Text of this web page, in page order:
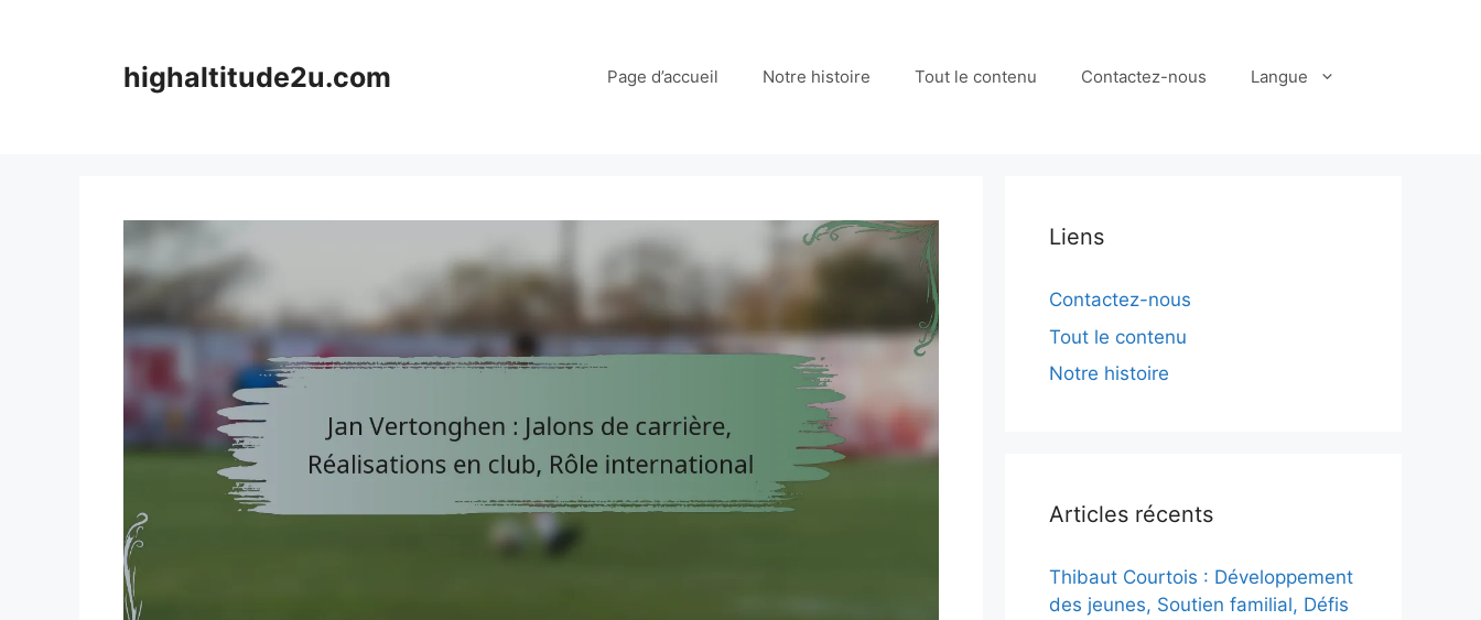
highaltitude2u.com Page d’accueil Notre histoire Tout le contenu Contactez-nous Langue
Liens
Contactez-nous
Tout le contenu
Notre histoire
Articles récents
Thibaut Courtois : Développement
des jeunes, Soutien familial, Défis